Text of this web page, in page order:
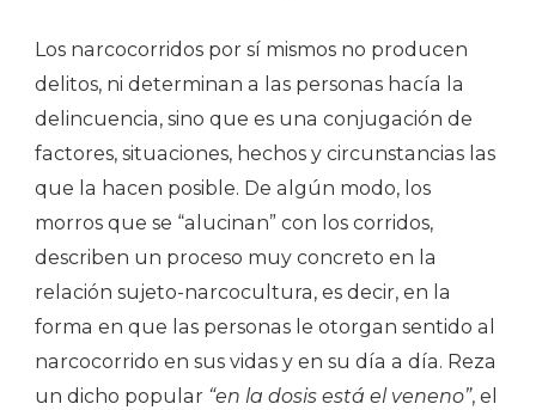
Los narcocorridos por sí mismos no producen
delitos, ni determinan a las personas hacía la
delincuencia, sino que es una conjugación de
factores, situaciones, hechos y circunstancias las
que la hacen posible. De algún modo, los
morros que se “alucinan” con los corridos,
describen un proceso muy concreto en la
relación sujeto-narcocultura, es decir, en la
forma en que las personas le otorgan sentido al
narcocorrido en sus vidas y en su día a día. Reza
un dicho popular “en la dosis está el veneno”, el